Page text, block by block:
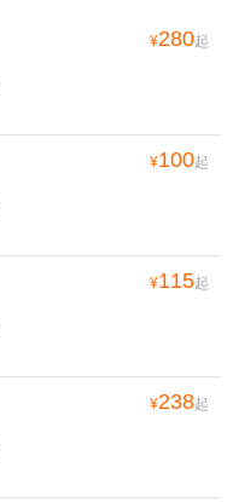
¥280起
¥100起
¥115起
¥238起